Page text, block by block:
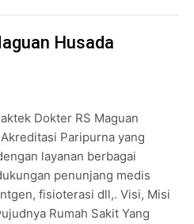
Pendaftaran
Husada
Dokter RS Maguan
Paripurna yang
layanan berbagai
penunjang medis
fisioterasi dll,. Visi, Misi
Rumah Sakit Yang